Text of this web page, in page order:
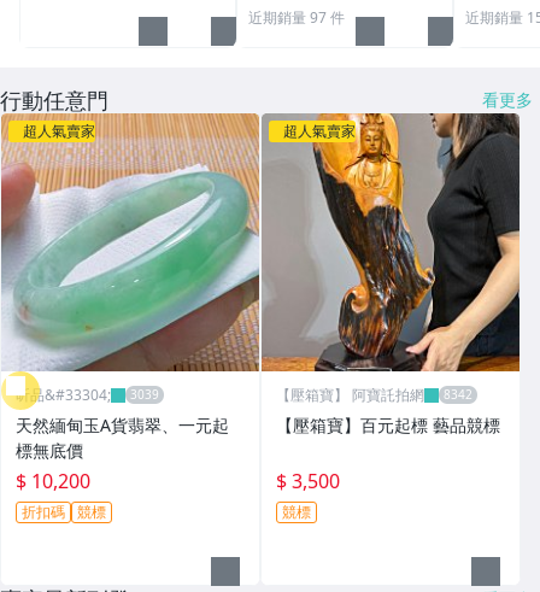
近期銷量 97 件 近期銷量
行動任意門 看更多
超人氣賣家
昕品&#33304;
天然緬甸玉A貨翡翠、一元起
標無底價
$ 10,200
折扣碼 競標
超人氣賣家
【壓箱寶】 阿寶託拍網
【壓箱寶】百元起標 藝品競標
$ 3,500
競標